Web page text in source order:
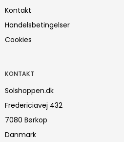
Kontakt
Handelsbetingelser
Cookies
KONTAKT
Solshoppen.dk
Fredericiavej 432
7080 Børkop
Danmark